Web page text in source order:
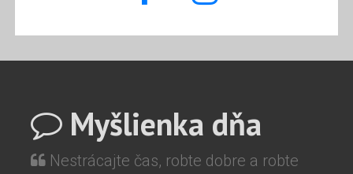
Myšlienka dňa
Nestrácajte čas, robte dobre a robte